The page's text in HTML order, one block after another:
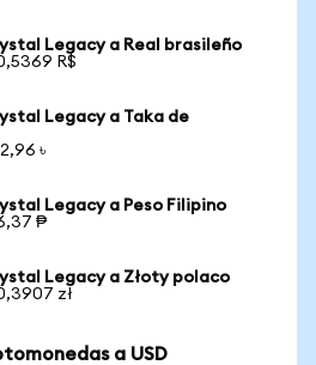
Legacy a Real brasileño
R$
Legacy a Taka de
৳
Legacy a Peso Filipino
₱
Legacy a Złoty polaco
zł
a USD